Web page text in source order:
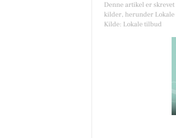
Denne artikel er
kilder, herunder
Kilde: Lokale tilbud